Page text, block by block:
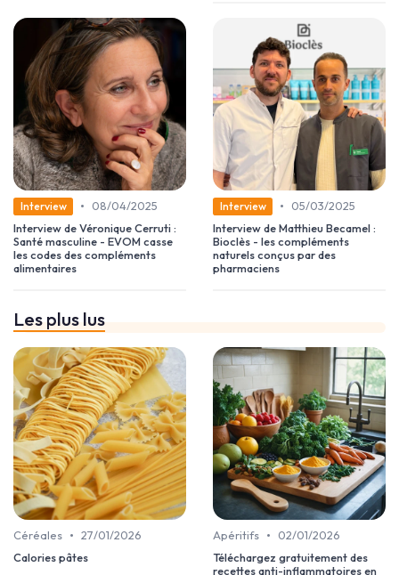
Interview •
08/04/2025
Interview de Véronique Cerruti :
Santé masculine - EVOM casse
les codes des compléments
alimentaires
Interview •
05/03/2025
Interview de Matthieu Becamel :
Bioclès - les compléments
naturels conçus par des
pharmaciens
Les plus lus
Céréales • 27/01/2026
Calories pâtes
Apéritifs •
02/01/2026
Téléchargez gratuitement des
recettes anti-inflammatoires en